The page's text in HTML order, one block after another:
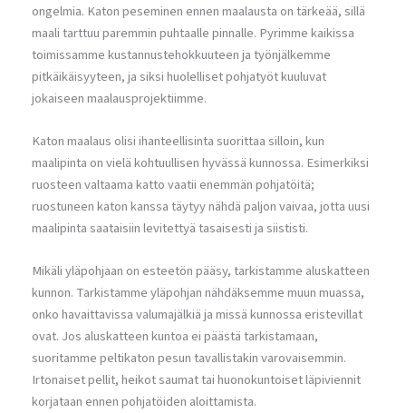
ongelmia. Katon peseminen ennen maalausta on tärkeää, sillä
maali tarttuu paremmin puhtaalle pinnalle. Pyrimme kaikissa
toimissamme kustannustehokkuuteen ja työnjälkemme
pitkäikäisyyteen, ja siksi huolelliset pohjatyöt kuuluvat
jokaiseen maalausprojektiimme.
Katon maalaus olisi ihanteellisinta suorittaa silloin, kun
maalipinta on vielä kohtuullisen hyvässä kunnossa. Esimerkiksi
ruosteen valtaama katto vaatii enemmän pohjatöitä;
ruostuneen katon kanssa täytyy nähdä paljon vaivaa, jotta uusi
maalipinta saataisiin levitettyä tasaisesti ja siististi.
Mikäli yläpohjaan on esteetön pääsy, tarkistamme aluskatteen
kunnon. Tarkistamme yläpohjan nähdäksemme muun muassa,
onko havaittavissa valumajälkiä ja missä kunnossa eristevillat
ovat. Jos aluskatteen kuntoa ei päästä tarkistamaan,
suoritamme peltikaton pesun tavallistakin varovaisemmin.
Irtonaiset pellit, heikot saumat tai huonokuntoiset läpiviennit
korjataan ennen pohjatöiden aloittamista.